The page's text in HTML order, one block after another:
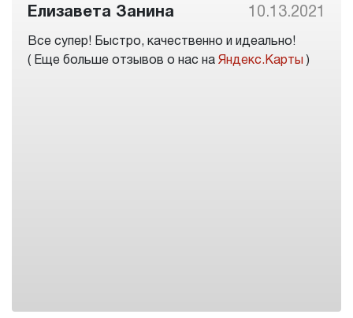
Елизавета Занина 10.13.2021
Все супер! Быстро, качественно и идеально!
( Еще больше отзывов о нас на Яндекс.Карты )